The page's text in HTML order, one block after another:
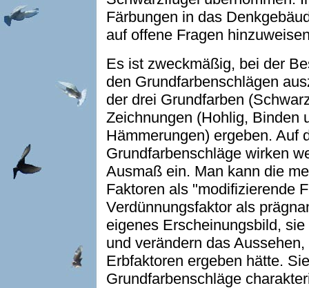
Färbungen in das
auf offene Fragen
Es ist zweckmäßig, bei der
den Grundfarbenschlägen
der drei Grundfarben
Zeichnungen (Hohlig, Binden
Hämmerungen) ergeben. Auf
Grundfarbenschläge wirken
Ausmaß ein. Man kann die
Faktoren als "modifizierende
Verdünnungsfaktor als
eigenes Erscheinungsbild,
und verändern das
Erbfaktoren ergeben hätte.
Grundfarbenschläge